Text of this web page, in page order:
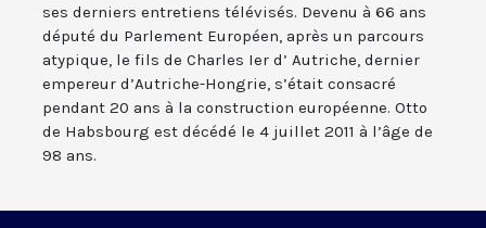
ses derniers entretiens télévisés. Devenu à 66 ans
député du Parlement Européen, après un parcours
atypique, le fils de Charles Ier d’ Autriche, dernier
empereur d’Autriche-Hongrie, s’était consacré
pendant 20 ans à la construction européenne. Otto
de Habsbourg est décédé le 4 juillet 2011 à l’âge de
98 ans.